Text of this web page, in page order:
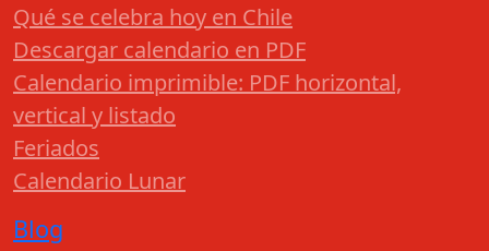
Qué se celebra hoy en Chile
Descargar calendario en PDF
Calendario imprimible: PDF horizontal,
vertical y listado
Feriados
Calendario Lunar
Blog